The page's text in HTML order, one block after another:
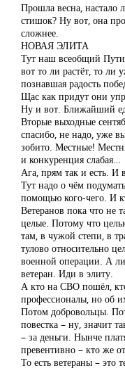
Прошла весна, настало
стишок? Ну вот, она
сложнее.
НОВАЯ ЭЛИТА
Тут наш всеобщий
вот то ли растёт, то ли
познавшая радость
Щас как придут они
Ну и вот. Ближайший
Вторые выходные
спасибо, не надо, уже
зобито. Местные!
и конкуренция слабая…
Ага, прям так и есть. И
Тут надо о чём
помощью кого-чего. И
Ветеранов пока что не
целые. Потому что
там, в чужой степи, в
тулово относительно
военной операции. А
ветеран. Иди в элиту.
А кто на СВО пошёл,
профессионалы, но об
Потом добровольцы.
повестка – ну, значит
– за деньги. Нынче
превентивно – кто же
То есть ветераны – это